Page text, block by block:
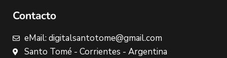
Contacto
eMail: digitalsantotome@gmail.com
Santo Tomé - Corrientes - Argentina